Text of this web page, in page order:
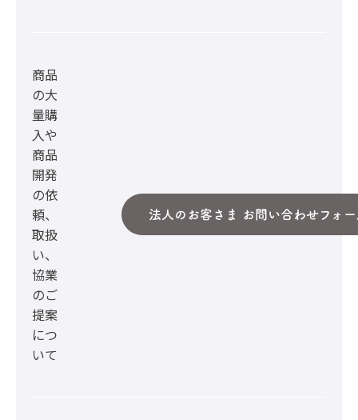
商品
の大
量購
入や
商品
開発
の依
頼、
取扱
い、
協業
のご
提案
につ
いて
法人のお客さま お問い合わせフォー